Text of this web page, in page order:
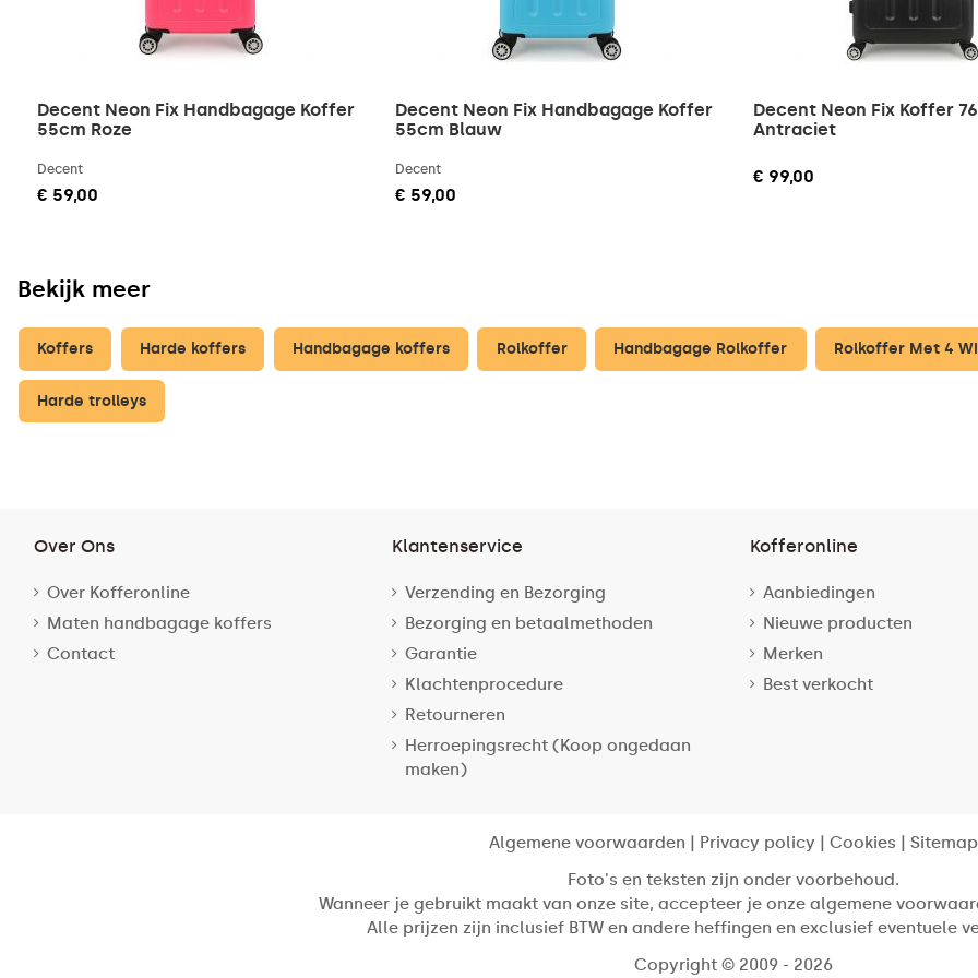
Decent Neon Fix Handbagage Koffer
55cm Roze
Decent
€ 59,00
Decent Neon Fix Handbagage Koffer
55cm Blauw
Decent
€ 59,00
Decent Neon Fix Koffer
Antraciet
€ 99,00
Bekijk meer
Koffers Harde koffers Handbagage koffers Rolkoffer Handbagage Rolkoffer Rolkoffer Met 4
Harde trolleys
Over Ons
Over Kofferonline
Maten handbagage koffers
Contact
Klantenservice
Verzending en Bezorging
Bezorging en betaalmethoden
Garantie
Klachtenprocedure
Retourneren
Herroepingsrecht (Koop ongedaan
maken)
Kofferonline
Aanbiedingen
Nieuwe producten
Merken
Best verkocht
Algemene voorwaarden | Privacy policy | Cookies | Sitemap
Foto's en teksten zijn onder voorbehoud.
Wanneer je gebruikt maakt van onze site, accepteer je onze algemene
Alle prijzen zijn inclusief BTW en andere heffingen en exclusief eventuele
Copyright © 2009 - 2026